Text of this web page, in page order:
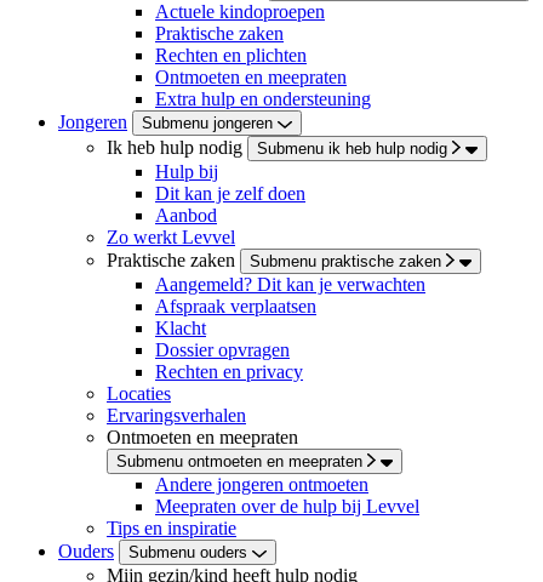
Actuele kindoproepen
Praktische zaken
Rechten en plichten
Ontmoeten en meepraten
Extra hulp en ondersteuning
Jongeren
Submenu jongeren
Ik heb hulp nodig Submenu ik heb hulp nodig
Hulp bij
Dit kan je zelf doen
Aanbod
Zo werkt Levvel
Praktische zaken
Submenu praktische zaken
Aangemeld? Dit kan je verwachten
Afspraak verplaatsen
Klacht
Dossier opvragen
Rechten en privacy
Locaties
Ervaringsverhalen
Ontmoeten en meepraten
Submenu ontmoeten en meepraten
Andere jongeren ontmoeten
Meepraten over de hulp bij Levvel
Tips en inspiratie
Ouders
Submenu ouders
Mijn gezin/kind heeft hulp nodig